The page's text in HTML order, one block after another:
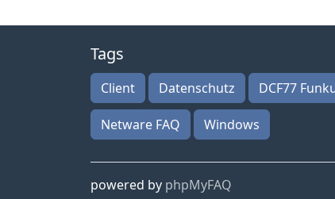
Tags
Client Datenschutz DCF77
Netware FAQ Windows
powered by phpMyFAQ